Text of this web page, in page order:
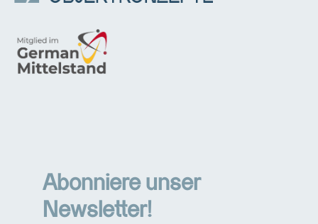
Abonniere unser
Newsletter!